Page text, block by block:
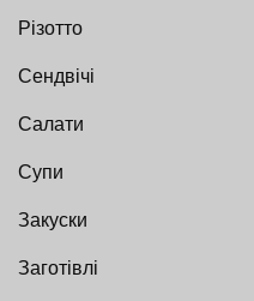
Різотто
Сендвічі
Салати
Супи
Закуски
Заготівлі